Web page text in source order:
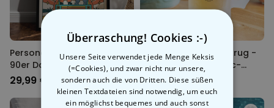
Personalisierbares Poster
90er Dance-Party mit Fotos
und Text
29,99 €
Personalisierter Bierkrug -
WM Design mit Comic-
Illustration
19,99 €
Überraschung! Cookies :-)
Unsere Seite verwendet jede Menge Keksis
(=Cookies), und zwar nicht nur unsere,
sondern auch die von Dritten. Diese süßen
kleinen Textdateien sind notwendig, um euch
ein möglichst bequemes und auch sonst